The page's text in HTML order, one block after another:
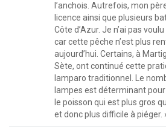
l’anchois. Autrefois, mon
licence ainsi que plusieurs
Côte d’Azur. Je n’ai pas
car cette pêche n’est plus
aujourd’hui. Certains, à
Sète, ont continué cette
lamparo traditionnel. Le
lampes est déterminant
le poisson qui est plus gros
et donc plus difficile à piéger.